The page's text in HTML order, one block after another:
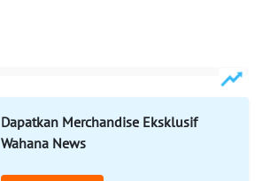
Dapatkan Merchandise Eksklusif
Wahana News